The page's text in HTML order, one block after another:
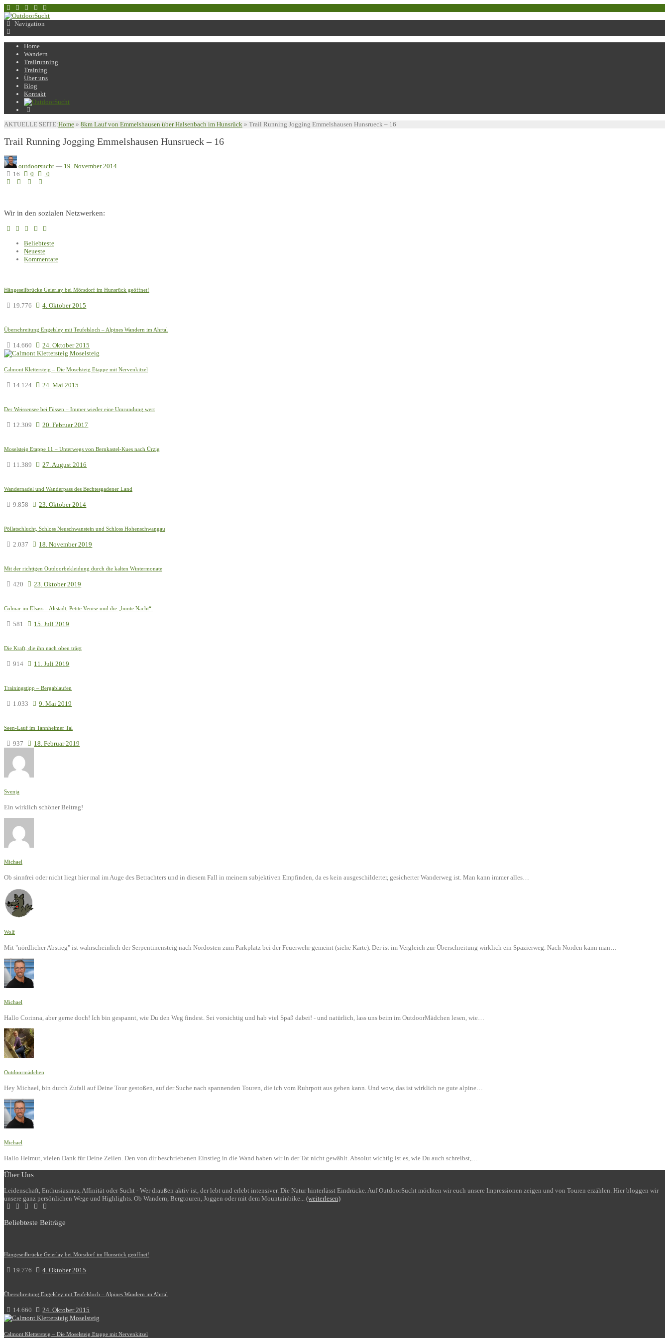
Navigation
Home
Wandern
Trailrunning
Training
Über uns
Blog
Kontakt
AKTUELLE SEITE:Home » 8km Lauf von Emmelshausen über Halsenbach im Hunsrück » Trail Running Jogging Emmelshausen Hunsrueck – 16
Trail Running Jogging Emmelshausen Hunsrueck – 16
outdoorsucht — 19. November 2014
16
0 0
Wir in den sozialen Netzwerken:
Beliebteste
Neueste
Kommentare
Hängeseilbrücke Geierlay bei Mörsdorf im Hunsrück geöffnet!
19.776 4. Oktober 2015
Überschreitung Engelsley mit Teufelsloch – Alpines Wandern im Ahrtal
14.660 24. Oktober 2015
Calmont Klettersteig – Die Moselsteig Etappe mit Nervenkitzel
14.124 24. Mai 2015
Der Weissensee bei Füssen – Immer wieder eine Umrundung wert
12.309 20. Februar 2017
Moselsteig Etappe 11 – Unterwegs von Bernkastel-Kues nach Ürzig
11.389 27. August 2016
Wandernadel und Wanderpass des Bechtesgadener Land
9.858 23. Oktober 2014
Pöllatschlucht, Schloss Neuschwanstein und Schloss Hohenschwangau
2.037 18. November 2019
Mit der richtigen Outdoorbekleidung durch die kalten Wintermonate
420 23. Oktober 2019
Colmar im Elsass – Altstadt, Petite Venise und die „bunte Nacht“.
581 15. Juli 2019
Die Kraft, die ihn nach oben trägt
914 11. Juli 2019
Trainingstipp – Bergablaufen
1.033 9. Mai 2019
Seen-Lauf im Tannheimer Tal
937 18. Februar 2019
Svenja
Ein wirklich schöner Beitrag!
Michael
Ob sinnfrei oder nicht liegt hier mal im Auge des Betrachters und in diesem Fall in meinem subjektiven Empfinden, da es kein ausgeschilderter, gesicherter Wanderweg ist. Man kann immer alles…
Wolf
Mit "nördlicher Abstieg" ist wahrscheinlich der Serpentinensteig nach Nordosten zum Parkplatz bei der Feuerwehr gemeint (siehe Karte). Der ist im Vergleich zur Überschreitung wirklich ein Spazierweg. Nach Norden kann man…
Michael
Hallo Corinna, aber gerne doch! Ich bin gespannt, wie Du den Weg findest. Sei vorsichtig und hab viel Spaß dabei! - und natürlich, lass uns beim im OutdoorMädchen lesen, wie…
Outdoormädchen
Hey Michael, bin durch Zufall auf Deine Tour gestoßen, auf der Suche nach spannenden Touren, die ich vom Ruhrpott aus gehen kann. Und wow, das ist wirklich ne gute alpine…
Michael
Hallo Helmut, vielen Dank für Deine Zeilen. Den von dir beschriebenen Einstieg in die Wand haben wir in der Tat nicht gewählt. Absolut wichtig ist es, wie Du auch schreibst,…
Über Uns
Leidenschaft, Enthusiasmus, Affinität oder Sucht - Wer draußen aktiv ist, der lebt und erlebt intensiver. Die Natur hinterlässt Eindrücke. Auf OutdoorSucht möchten wir euch unsere Impressionen zeigen und von Touren erzählen. Hier bloggen wir
unsere ganz persönlichen Wege und Highlights. Ob Wandern, Bergtouren, Joggen oder mit dem Mountainbike... (weiterlesen)
Beliebteste Beiträge
Hängeseilbrücke Geierlay bei Mörsdorf im Hunsrück geöffnet!
19.776 4. Oktober 2015
Überschreitung Engelsley mit Teufelsloch – Alpines Wandern im Ahrtal
14.660 24. Oktober 2015
Calmont Klettersteig – Die Moselsteig Etappe mit Nervenkitzel